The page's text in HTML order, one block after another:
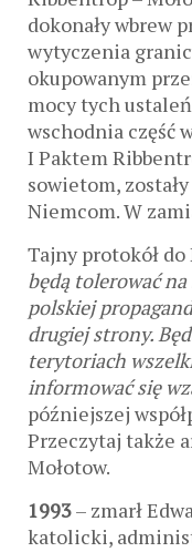
dokonały wbrew
wytyczenia
okupowanym
mocy tych
wschodnia część
I Paktem
sowietom,
Niemcom. W
Tajny protokół do
będą tolerować
polskiej
drugiej strony.
terytoriach
informować się
późniejszej
Przeczytaj także
Mołotow.
1993– zmarł
katolicki,